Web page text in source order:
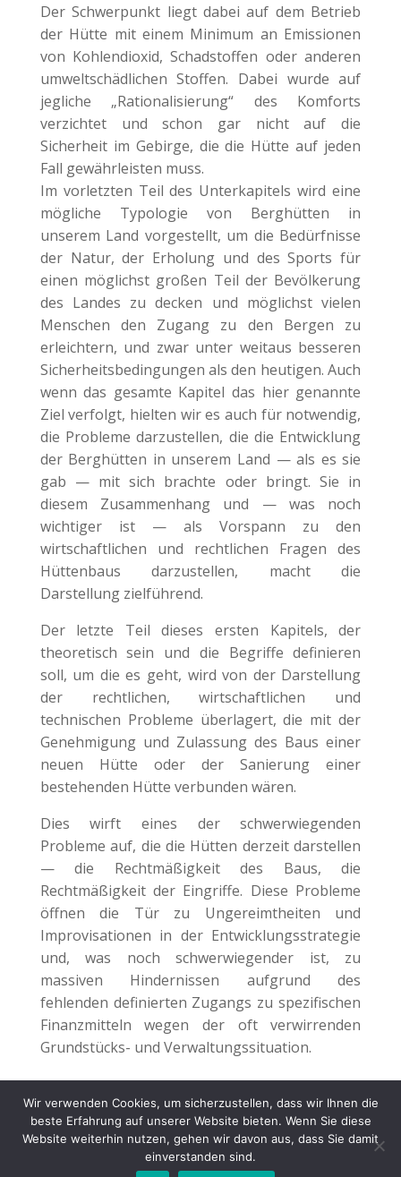
Der Schwerpunkt liegt dabei auf dem Betrieb
der Hütte mit einem Minimum an Emissionen
von Kohlendioxid, Schadstoffen oder anderen
umweltschädlichen Stoffen. Dabei wurde auf
jegliche „Rationalisierung“ des Komforts
verzichtet und schon gar nicht auf die
Sicherheit im Gebirge, die die Hütte auf jeden
Fall gewährleisten muss.
Im vorletzten Teil des Unterkapitels wird eine
mögliche Typologie von Berghütten in
unserem Land vorgestellt, um die Bedürfnisse
der Natur, der Erholung und des Sports für
einen möglichst großen Teil der Bevölkerung
des Landes zu decken und möglichst vielen
Menschen den Zugang zu den Bergen zu
erleichtern, und zwar unter weitaus besseren
Sicherheitsbedingungen als den heutigen. Auch
wenn das gesamte Kapitel das hier genannte
Ziel verfolgt, hielten wir es auch für notwendig,
die Probleme darzustellen, die die Entwicklung
der Berghütten in unserem Land — als es sie
gab — mit sich brachte oder bringt. Sie in
diesem Zusammenhang und — was noch
wichtiger ist — als Vorspann zu den
wirtschaftlichen und rechtlichen Fragen des
Hüttenbaus darzustellen, macht die
Darstellung zielführend.
Der letzte Teil dieses ersten Kapitels, der
theoretisch sein und die Begriffe definieren
soll, um die es geht, wird von der Darstellung
der rechtlichen, wirtschaftlichen und
technischen Probleme überlagert, die mit der
Genehmigung und Zulassung des Baus einer
neuen Hütte oder der Sanierung einer
bestehenden Hütte verbunden wären.
Dies wirft eines der schwerwiegenden
Probleme auf, die die Hütten derzeit darstellen
— die Rechtmäßigkeit des Baus, die
Rechtmäßigkeit der Eingriffe. Diese Probleme
öffnen die Tür zu Ungereimtheiten und
Improvisationen in der Entwicklungsstrategie
und, was noch schwerwiegender ist, zu
massiven Hindernissen aufgrund des
fehlenden definierten Zugangs zu spezifischen
Finanzmitteln wegen der oft verwirrenden
Grundstücks- und Verwaltungssituation.
Wir verwenden Cookies, um sicherzustellen, dass wir Ihnen die
beste Erfahrung auf unserer Website bieten. Wenn Sie diese
Website weiterhin nutzen, gehen wir davon aus, dass Sie damit
einverstanden sind.